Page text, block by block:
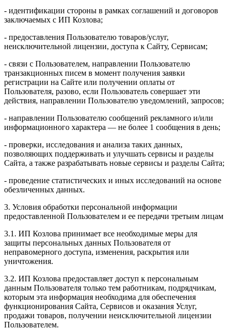
- идентификации стороны в рамках соглашений и договоров
заключаемых с ИП Козлова;
- предоставления Пользователю товаров/услуг,
неисключительной лицензии, доступа к Сайту, Сервисам;
- связи с Пользователем, направлении Пользователю
транзакционных писем в момент получения заявки
регистрации на Сайте или получении оплаты от
Пользователя, разово, если Пользователь совершает эти
действия, направлении Пользователю уведомлений, запросов;
- направлении Пользователю сообщений рекламного и/или
информационного характера — не более 1 сообщения в день;
- проверки, исследования и анализа таких данных,
позволяющих поддерживать и улучшать сервисы и разделы
Сайта, а также разрабатывать новые сервисы и разделы Сайта;
- проведение статистических и иных исследований на основе
обезличенных данных.
3. Условия обработки персональной информации
предоставленной Пользователем и ее передачи третьим лицам
3.1. ИП Козлова принимает все необходимые меры для
защиты персональных данных Пользователя от
неправомерного доступа, изменения, раскрытия или
уничтожения.
3.2. ИП Козлова предоставляет доступ к персональным
данным Пользователя только тем работникам, подрядчикам,
которым эта информация необходима для обеспечения
функционирования Сайта, Сервисов и оказания Услуг,
продажи товаров, получении неисключительной лицензии
Пользователем.